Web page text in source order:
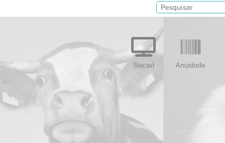
Siscad Anuidade